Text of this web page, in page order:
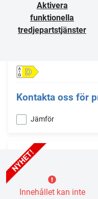
Aktivera
funktionella
tredjepartstjänster
D
Kontakta oss för
Jämför
Innehållet kan inte